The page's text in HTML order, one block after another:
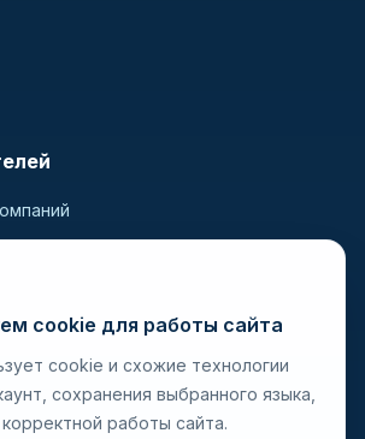
cookie для работы сайта
cookie и схожие технологии
сохранения выбранного языка,
работы сайта.